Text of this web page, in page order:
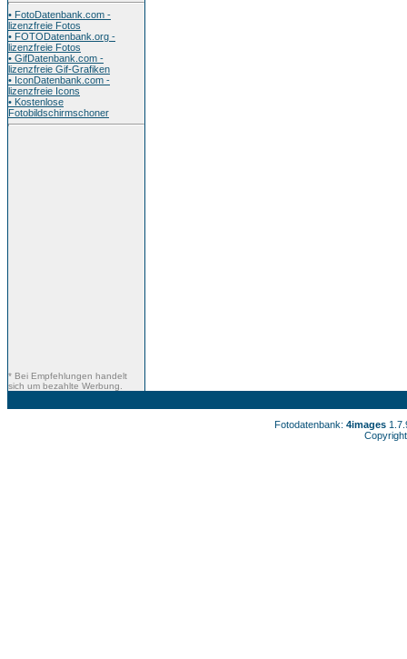
• FotoDatenbank.com -
lizenzfreie Fotos
• FOTODatenbank.org -
lizenzfreie Fotos
• GifDatenbank.com -
lizenzfreie Gif-Grafiken
• IconDatenbank.com -
lizenzfreie Icons
• Kostenlose
Fotobildschirmschoner
* Bei Empfehlungen handelt
sich um bezahlte Werbung.
Fotodatenbank: 4images